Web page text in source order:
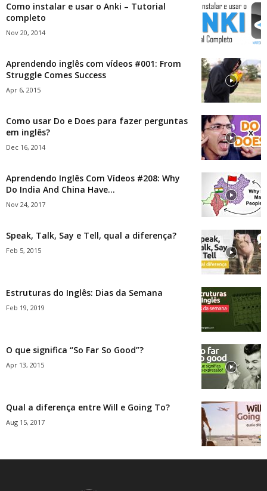
Como instalar e usar o Anki – Tutorial
completo
Nov 20, 2014
Aprendendo inglês com vídeos #001: From
Struggle Comes Success
Apr 6, 2015
Como usar Do e Does para fazer perguntas
em inglês?
Dec 16, 2014
Aprendendo Inglês Com Vídeos #208: Why
Do India And China Have...
Nov 24, 2017
Speak, Talk, Say e Tell, qual a diferença?
Feb 5, 2015
Estruturas do Inglês: Dias da Semana
Feb 19, 2019
O que significa “So Far So Good”?
Apr 13, 2015
Qual a diferença entre Will e Going To?
Aug 15, 2017